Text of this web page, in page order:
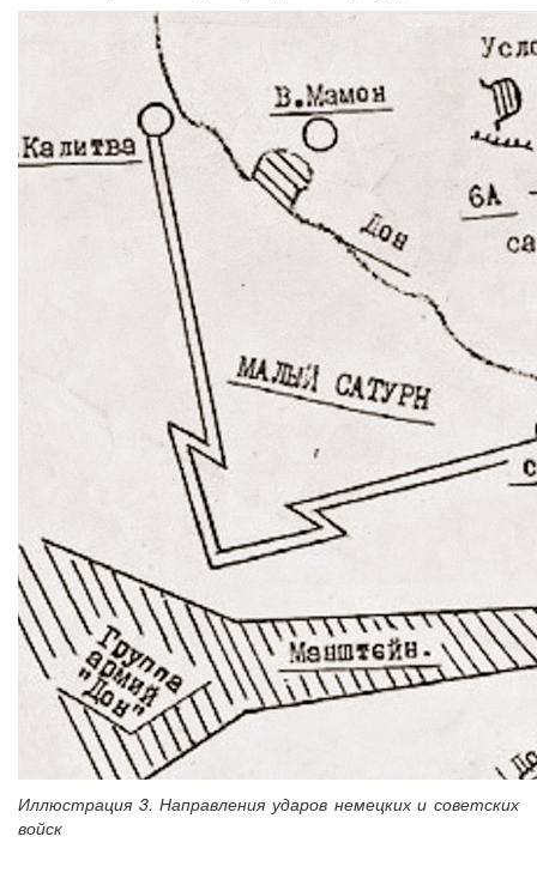
Иллюстрация 3. Направления ударов немецких и советских
войск